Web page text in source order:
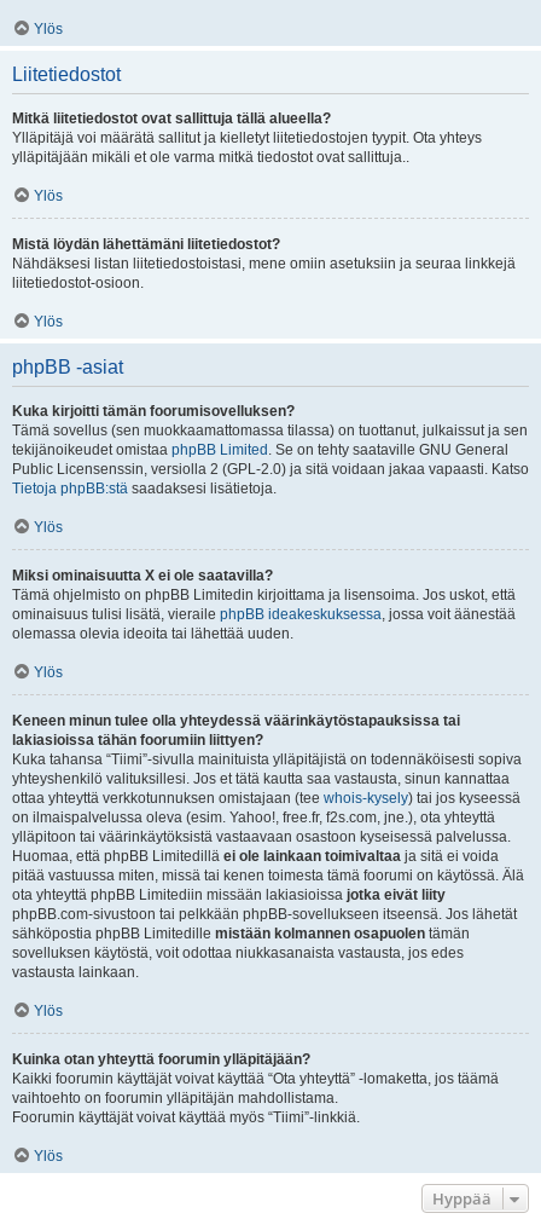
Ylös
Liitetiedostot
Mitkä liitetiedostot ovat sallittuja tällä alueella?
Ylläpitäjä voi määrätä sallitut ja kielletyt liitetiedostojen tyypit. Ota yhteys
ylläpitäjään mikäli et ole varma mitkä tiedostot ovat sallittuja..
Ylös
Mistä löydän lähettämäni liitetiedostot?
Nähdäksesi listan liitetiedostoistasi, mene omiin asetuksiin ja seuraa linkkejä
liitetiedostot-osioon.
Ylös
phpBB -asiat
Kuka kirjoitti tämän foorumisovelluksen?
Tämä sovellus (sen muokkaamattomassa tilassa) on tuottanut, julkaissut ja sen
tekijänoikeudet omistaa phpBB Limited . Se on tehty saataville GNU General
Public Licensenssin, versiolla 2 (GPL-2.0) ja sitä voidaan jakaa vapaasti. Katso
Tietoja phpBB:stä saadaksesi lisätietoja.
Ylös
Miksi ominaisuutta X ei ole saatavilla?
Tämä ohjelmisto on phpBB Limitedin kirjoittama ja lisensoima. Jos uskot, että
ominaisuus tulisi lisätä, vieraile phpBB ideakeskuksessa, jossa voit äänestää
olemassa olevia ideoita tai lähettää uuden.
Ylös
Keneen minun tulee olla yhteydessä väärinkäytöstapauksissa tai
lakiasioissa tähän foorumiin liittyen?
Kuka tahansa “Tiimi”-sivulla mainituista ylläpitäjistä on todennäköisesti sopiva
yhteyshenkilö valituksillesi. Jos et tätä kautta saa vastausta, sinun kannattaa
ottaa yhteyttä verkkotunnuksen omistajaan (tee whois-kysely) tai jos kyseessä
on ilmaispalvelussa oleva (esim. Yahoo!, free.fr, f2s.com, jne.), ota yhteyttä
ylläpitoon tai väärinkäytöksistä vastaavaan osastoon kyseisessä palvelussa.
Huomaa, että phpBB Limitedillä ei ole lainkaan toimivaltaa ja sitä ei voida
pitää vastuussa miten, missä tai kenen toimesta tämä foorumi on käytössä. Älä
ota yhteyttä phpBB Limitediin missään lakiasioissa jotka eivät liity
phpBB.com-sivustoon tai pelkkään phpBB-sovellukseen itseensä. Jos lähetät
sähköpostia phpBB Limitedille mistään kolmannen osapuolen tämän
sovelluksen käytöstä, voit odottaa niukkasanaista vastausta, jos edes
vastausta lainkaan.
Ylös
Kuinka otan yhteyttä foorumin ylläpitäjään?
Kaikki foorumin käyttäjät voivat käyttää “Ota yhteyttä” -lomaketta, jos täämä
vaihtoehto on foorumin ylläpitäjän mahdollistama.
Foorumin käyttäjät voivat käyttää myös “Tiimi”-linkkiä.
Ylös
Hyppää